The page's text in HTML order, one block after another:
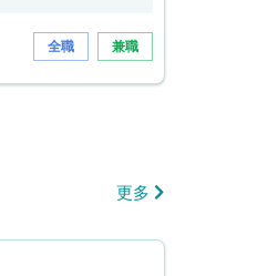
全職 兼職
更多